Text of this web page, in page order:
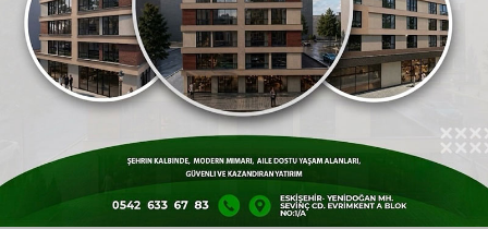
yapabildiğini ifade etti. 17.37'de başlayan
yolculuk, dur-kalklar ve dakikalar süren
beklemeler neticesinde ancak saat 18.20'de,
yani tam 43 dakika sonra varış noktasında
tamamlanabildi.
Şehir içi trafiğinin ne denli tıkandığını